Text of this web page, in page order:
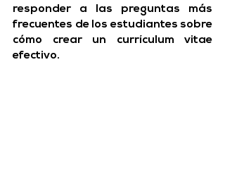
responder a las preguntas más
frecuentes de los estudiantes sobre
cómo crear un currículum vitae
efectivo.